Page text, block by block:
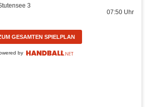
3
07:50 Uhr
GESAMTEN SPIELPLAN
by